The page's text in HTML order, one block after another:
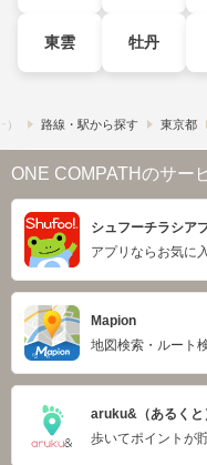
東雲 牡丹
路線・駅から探す 東京都
ONE COMPATHのサー
シュフーチラシア
アプリならお気に
Mapion
地図検索・ルート
aruku&（あるくと
歩いてポイントが